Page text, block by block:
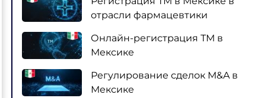
отрасли фармацевтики
Онлайн-регистрация ТМ в
Мексике
Регулирование сделок M&A в
Мексике